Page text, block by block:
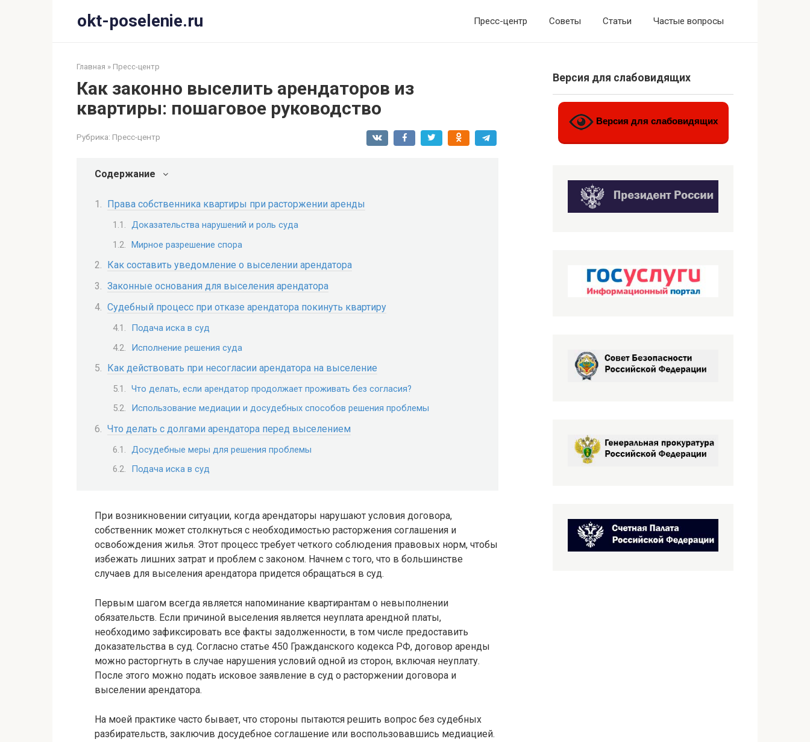
okt-poselenie.ru Пресс-центр Советы Статьи Частые вопросы
Главная » Пресс-центр
Как законно выселить арендаторов из
квартиры: пошаговое руководство
Рубрика: Пресс-центр
Содержание
Права собственника квартиры при расторжении аренды
Доказательства нарушений и роль суда
Мирное разрешение спора
Как составить уведомление о выселении арендатора
Законные основания для выселения арендатора
Судебный процесс при отказе арендатора покинуть квартиру
Подача иска в суд
Исполнение решения суда
Как действовать при несогласии арендатора на выселение
Что делать, если арендатор продолжает проживать без согласия?
Использование медиации и досудебных способов решения проблемы
Что делать с долгами арендатора перед выселением
Досудебные меры для решения проблемы
Подача иска в суд
При возникновении ситуации, когда арендаторы нарушают условия договора,
собственник может столкнуться с необходимостью расторжения соглашения и
освобождения жилья. Этот процесс требует четкого соблюдения правовых норм, чтобы
избежать лишних затрат и проблем с законом. Начнем с того, что в большинстве
случаев для выселения арендатора придется обращаться в суд.
Первым шагом всегда является напоминание квартирантам о невыполнении
обязательств. Если причиной выселения является неуплата арендной платы,
необходимо зафиксировать все факты задолженности, в том числе предоставить
доказательства в суд. Согласно статье 450 Гражданского кодекса РФ, договор аренды
можно расторгнуть в случае нарушения условий одной из сторон, включая неуплату.
После этого можно подать исковое заявление в суд о расторжении договора и
выселении арендатора.
На моей практике часто бывает, что стороны пытаются решить вопрос без судебных
разбирательств, заключив досудебное соглашение или воспользовавшись медиацией.
Версия для слабовидящих
Версия для слабовидящих